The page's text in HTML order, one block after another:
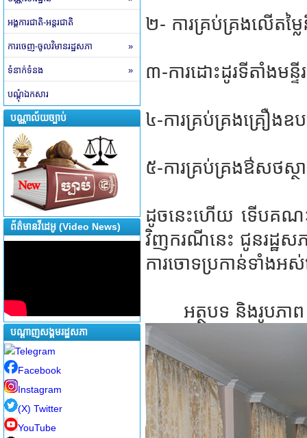
អង្គការជាតិ-អន្តរជាតិ
ការចេញ-ចូលវិមានរដ្ឋសភា »
ទំនាក់ទំនង »
បណ្តុំឯកសារ
បណ្ណាល័យច្បាប់
ព័ត៌មានវីដេអូ (Video News)
បណ្តាញសង្គមរដ្ឋសភា
Telegram
Facebook
Instagram
(X) Twitter
YouTube
២- ការគ្រប់គ្រងលើត
៣-ការដោះដូរទីតាំងមន្
៤-ការគ្រប់គ្រងគ្រឿ
៥-ការគ្រប់គ្រងឳសថស្
ដូចនេះហើយ ទើបគណៈ
វិញករណីនេះ ជូនរដ្ឋស
ការចោទប្រកាន់ទាំង
អត្ថបទ និងរូបភាព